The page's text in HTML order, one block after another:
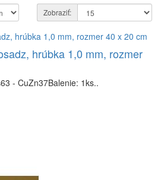
Zobraziť:
hrúbka 1,0 mm, rozmer
- CuZn37Balenie: 1ks..